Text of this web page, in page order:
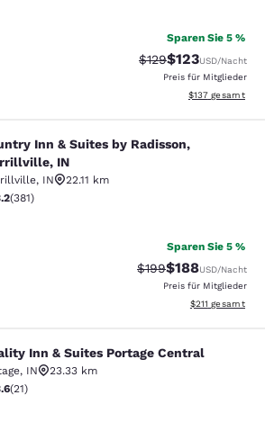
Sparen Sie 5 %
Durchgestrichener
$129Vergünstigter
$123USD/Nacht
Preis für Mitglieder
Geschätzte
$137 gesamt
& Suites by Radisson,
Inn & Suites by Radisson,
IN
, IN
22.11 km
Sterne-Bewertung. Gut. 381 Bewertungen
(381)
Sparen Sie 5 %
Durchgestrichener
$199Vergünstigter
$188USD/Nacht
Preis für Mitglieder
Geschätzte
$211 gesamt
Suites Portage Central
Inn & Suites Portage Central
, IN
23.33 km
Sterne-Bewertung. Gut. 21 Bewertungen
(21)